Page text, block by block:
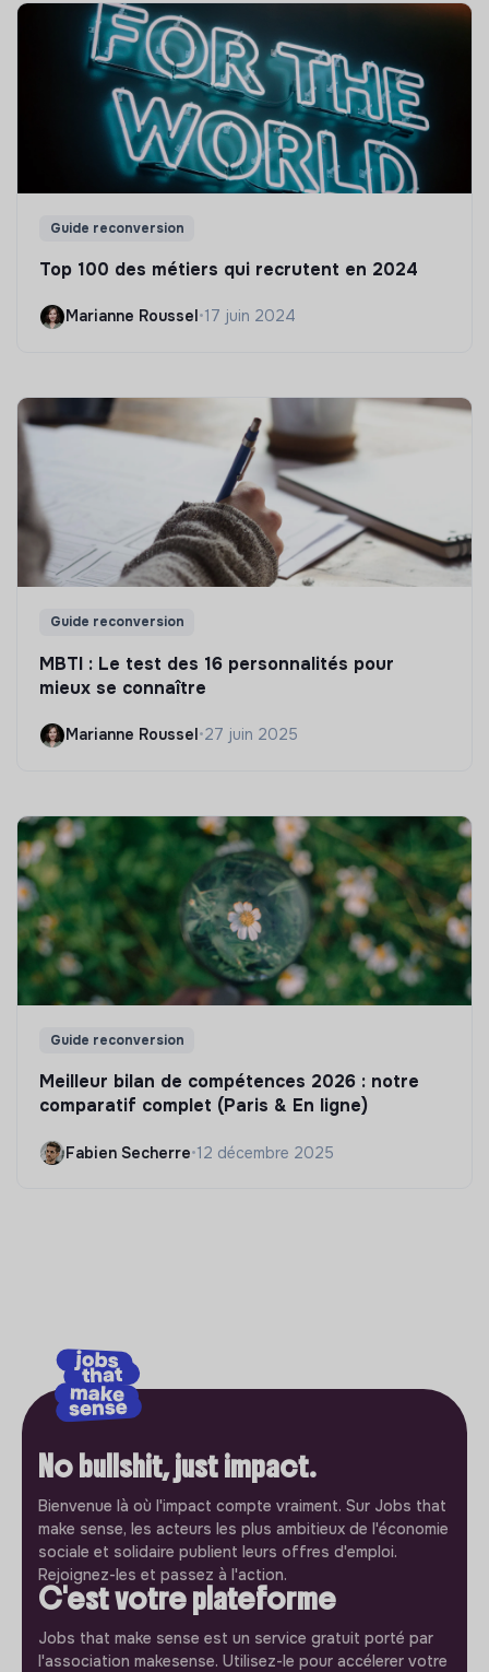
Guide reconversion
Top 100 des métiers qui recrutent en 2024
Marianne Roussel •17 juin 2024
Guide reconversion
MBTI : Le test des 16 personnalités pour
mieux se connaître
Marianne Roussel•27 juin 2025
Guide reconversion
Meilleur bilan de compétences 2026 : notre
comparatif complet (Paris & En ligne)
Fabien Secherre•12 décembre 2025
No bullshit, just impact.
Bienvenue là où l'impact compte vraiment. Sur Jobs that
make sense, les acteurs les plus ambitieux de l'économie
sociale et solidaire publient leurs offres d'emploi.
Rejoignez-les et passez à l'action.
C'est votre plateforme
Jobs that make sense est un service gratuit porté par
l'association makesense. Utilisez-le pour accélerer votre